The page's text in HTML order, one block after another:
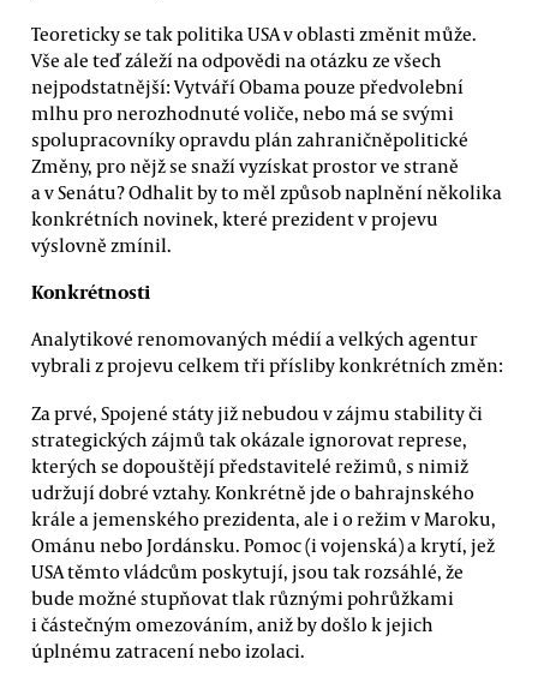
Teoreticky se tak politika USA v oblasti změnit může.
Vše ale teď záleží na odpovědi na otázku ze všech
nejpodstatnější: Vytváří Obama pouze předvolební
mlhu pro nerozhodnuté voliče, nebo má se svými
spolupracovníky opravdu plán zahraničněpolitické
Změny, pro nějž se snaží vyzískat prostor ve straně
a v Senátu? Odhalit by to měl způsob naplnění několika
konkrétních novinek, které prezident v projevu
výslovně zmínil.
Konkrétnosti
Analytikové renomovaných médií a velkých agentur
vybrali z projevu celkem tři přísliby konkrétních změn:
Za prvé, Spojené státy již nebudou v zájmu stability či
strategických zájmů tak okázale ignorovat represe,
kterých se dopouštějí představitelé režimů, s nimiž
udržují dobré vztahy. Konkrétně jde o bahrajnského
krále a jemenského prezidenta, ale i o režim v Maroku,
Ománu nebo Jordánsku. Pomoc (i vojenská) a krytí, jež
USA těmto vládcům poskytují, jsou tak rozsáhlé, že
bude možné stupňovat tlak různými pohrůžkami
i částečným omezováním, aniž by došlo k jejich
úplnému zatracení nebo izolaci.